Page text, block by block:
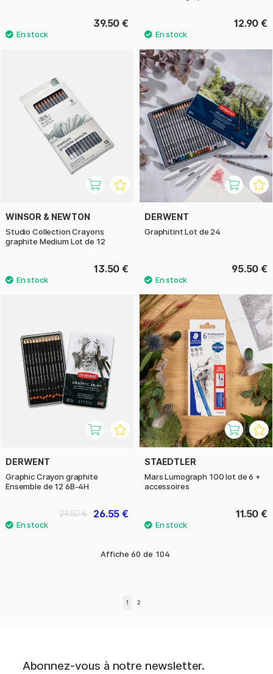
39.50 € 12.90 €
WINSOR & NEWTON
Studio Collection Crayons
graphite Medium Lot de 12
13.50 €
DERWENT
Graphitint Lot de 24
95.50 €
DERWENT
Graphic Crayon graphite
Ensemble de 12 6B-4H
26.55 €
29.50 €
STAEDTLER
Mars Lumograph 100 lot de 6 +
accessoires
11.50 €
Affiche 60 de 104
1 2
Abonnez-vous à notre newsletter.